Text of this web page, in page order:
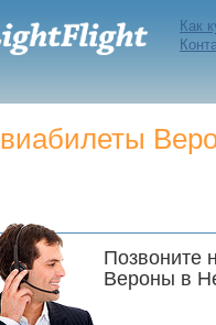
Как
Позвоните
Вероны в